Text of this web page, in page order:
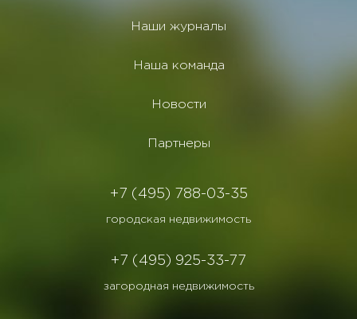
Наши журналы
Наша команда
Новости
Партнеры
+7 (495) 788-03-35
городская недвижимость
+7 (495) 925-33-77
загородная недвижимость